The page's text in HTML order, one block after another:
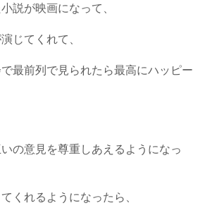
説が映画になって、
じてくれて、
最前列で見られたら最高にハッピー
いの意見を尊重しあえるようになっ
くれるようになったら、